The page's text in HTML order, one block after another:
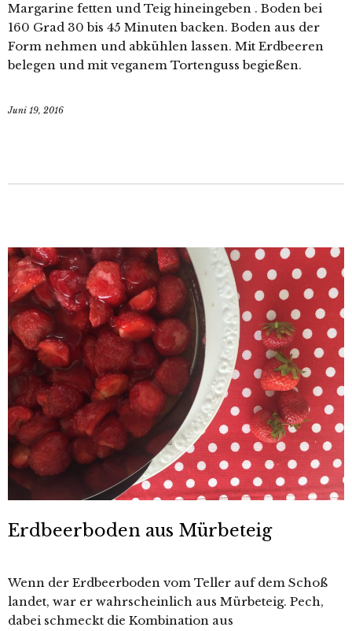
Margarine fetten und Teig hineingeben . Boden bei
160 Grad 30 bis 45 Minuten backen. Boden aus der
Form nehmen und abkühlen lassen. Mit Erdbeeren
belegen und mit veganem Tortenguss begießen.
Juni 19, 2016
Erdbeerboden aus Mürbeteig
Wenn der Erdbeerboden vom Teller auf dem Schoß
landet, war er wahrscheinlich aus Mürbeteig. Pech,
dabei schmeckt die Kombination aus